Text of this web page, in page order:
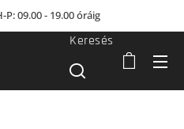
09.00 - 19.00 óráig
Keresés